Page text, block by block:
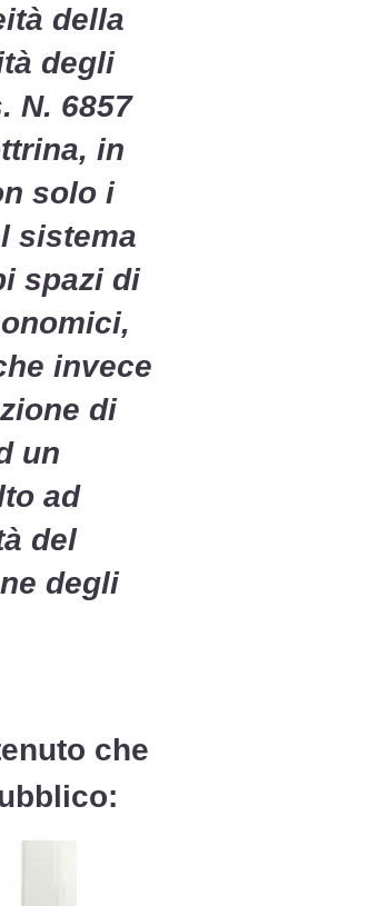
della
degli
N. 6857
in
solo i
sistema
spazi di
invece
di
un
ad
del
degli
che